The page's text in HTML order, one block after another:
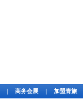
商务会展 加盟青旅